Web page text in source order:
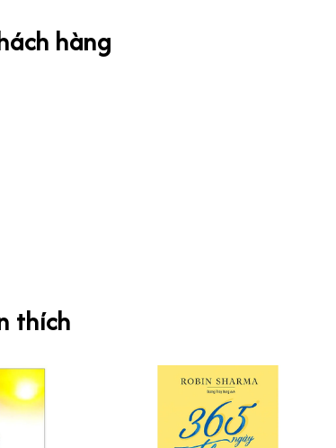
hàng
thích